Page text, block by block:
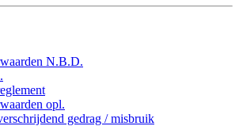
N.B.D.
opl.
gedrag / misbruik